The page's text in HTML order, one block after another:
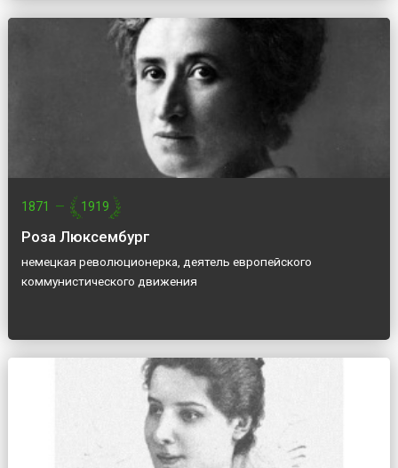
1871 — 1919
Роза Люксембург
немецкая революционерка, деятель европейского
коммунистического движения